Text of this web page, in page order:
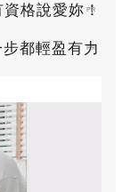
格說愛妳！
PR
都輕盈有力
PR